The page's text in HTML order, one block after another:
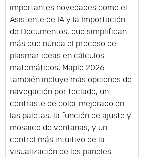
importantes novedades como el
Asistente de IA y la Importación
de Documentos, que simplifican
más que nunca el proceso de
plasmar ideas en cálculos
matemáticos, Maple 2026
también incluye más opciones de
navegación por teclado, un
contraste de color mejorado en
las paletas, la función de ajuste y
mosaico de ventanas, y un
control más intuitivo de la
visualización de los paneles